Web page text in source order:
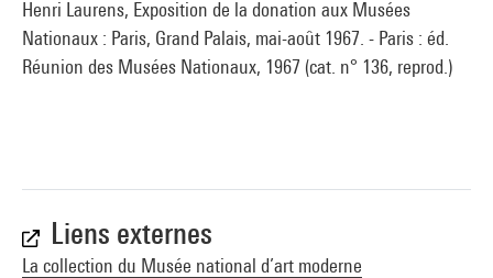
Henri Laurens, Exposition de la donation aux Musées
Nationaux : Paris, Grand Palais, mai-août 1967. - Paris : éd.
Réunion des Musées Nationaux, 1967 (cat. n° 136, reprod.)
Liens externes
La collection du Musée national d’art moderne